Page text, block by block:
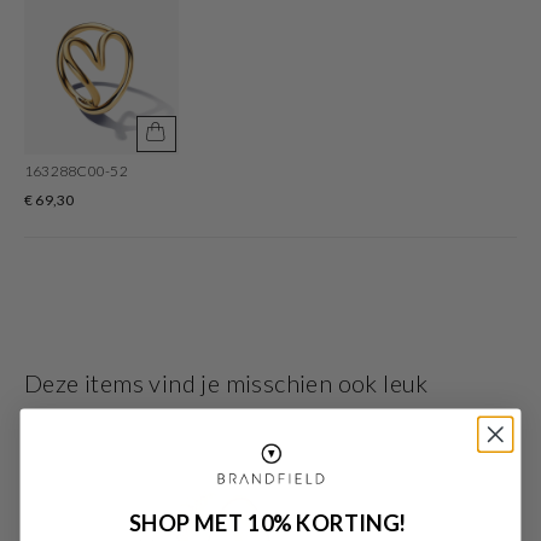
163288C00-52
€ 69,30
Deze items vind je misschien ook leuk
SHOP MET 10% KORTING!